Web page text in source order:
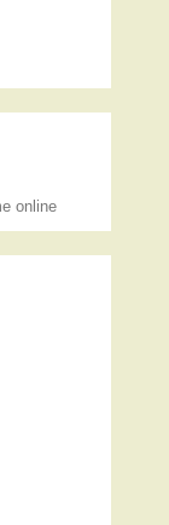
online